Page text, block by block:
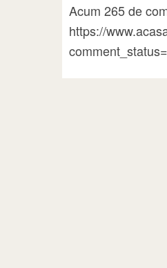
Acum 265 de
https://